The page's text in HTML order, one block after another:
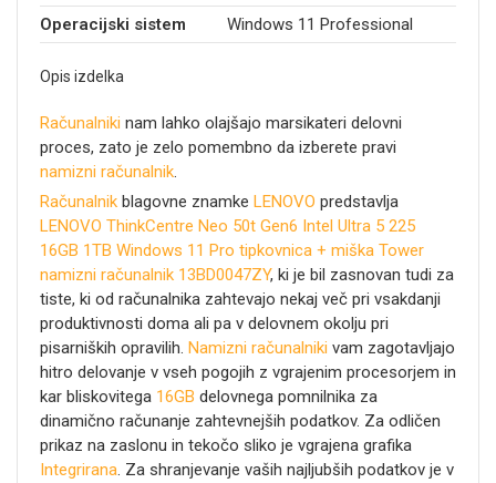
Operacijski sistem
Windows 11 Professional
Opis izdelka
Računalniki nam lahko olajšajo marsikateri delovni
proces, zato je zelo pomembno da izberete pravi
namizni računalnik.
Računalnik blagovne znamke LENOVO predstavlja
LENOVO ThinkCentre Neo 50t Gen6 Intel Ultra 5 225
16GB 1TB Windows 11 Pro tipkovnica + miška Tower
namizni računalnik 13BD0047ZY, ki je bil zasnovan tudi za
tiste, ki od računalnika zahtevajo nekaj več pri vsakdanji
produktivnosti doma ali pa v delovnem okolju pri
pisarniških opravilih. Namizni računalniki vam zagotavljajo
hitro delovanje v vseh pogojih z vgrajenim procesorjem in
kar bliskovitega 16GB delovnega pomnilnika za
dinamično računanje zahtevnejših podatkov. Za odličen
prikaz na zaslonu in tekočo sliko je vgrajena grafika
Integrirana. Za shranjevanje vaših najljubših podatkov je v